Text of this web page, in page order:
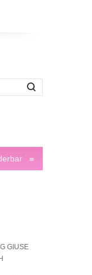
≡
GIUSE